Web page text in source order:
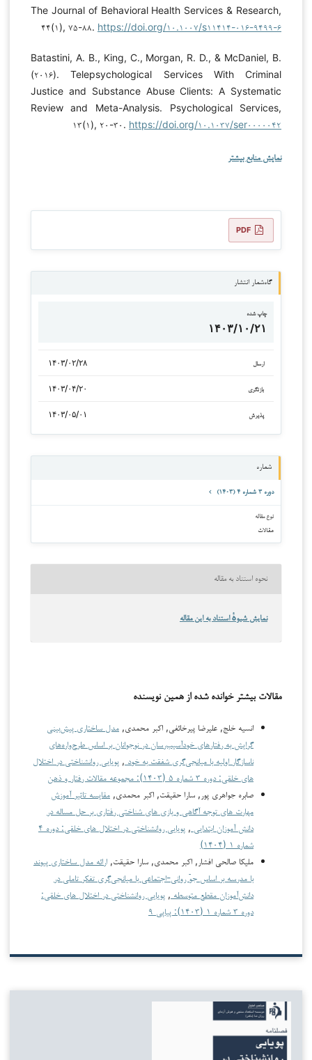
The Journal of Behavioral Health Services & Research,
۴۴(۱), ۷۵-۸۸. https://doi.org/۱۰.۱۰۰۷/s۱۱۴۱۴-۰۱۶-۹۴۹۹-۶
Batastini, A. B., King, C., Morgan, R. D., & McDaniel, B.
(۲۰۱۶). Telepsychological Services With Criminal
Justice and Substance Abuse Clients: A Systematic
Review and Meta-Analysis. Psychological Services,
۱۳(۱), ۲۰-۳۰. https://doi.org/۱۰.۱۰۳۷/ser۰۰۰۰۰۴۲
نمایش منابع بیشتر
PDF
گاه‌شمار انتشار
چاپ شده
۱۴۰۳/۱۰/۲۱
ارسال ۱۴۰۳/۰۲/۲۸
بازنگری ۱۴۰۳/۰۴/۲۰
پذیرش ۱۴۰۳/۰۵/۰۱
شماره
دوره ۳ شماره ۴ (۱۴۰۳)
نوع مقاله
مقالات
نحوه استناد به مقاله
نمایش شیوهٔ استناد به این مقاله
مقالات بیشتر خوانده شده از همین نویسنده
انسیه خلج, علیرضا پیرخائفی, اکبر محمدی, مدل ساختاری پیش‌بینی
گرایش به رفتارهای خودآسیب‌رسان در نوجوانان بر اساس طرح‌واره‌های
ناسازگار اولیه با میانجی‌گری شفقت به خود , پویایی روانشناختی در اختلال
های خلقی: دوره ۳ شماره ۵ (۱۴۰۳): مجموعه مقالات رفتار و ذهن
صابره جواهری پور, سارا حقیقت, اکبر محمدی, مقایسه تاثیر آموزش
مهارت های توجه آگاهی و بازی های شناختی رفتاری بر حل مساله در
دانش آموزان ابتدایی ,
پویایی روانشناختی در اختلال های خلقی: دوره ۴
شماره ۱ (۱۴۰۴)
ملیکا صالحی افشار, اکبر محمدی, سارا حقیقت, ارائه مدل ساختاری پیوند
با مدرسه بر اساس جوّ روانی-اجتماعی با میانجی‌گری تفکر تاملی در
دانش‌آموزان مقطع متوسطه , پویایی روانشناختی در اختلال های خلقی:
دوره ۳ شماره ۱ (۱۴۰۳): پیاپی ۹